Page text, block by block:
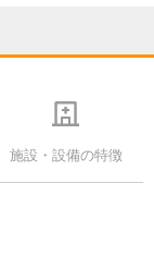
施設・設備の特徴